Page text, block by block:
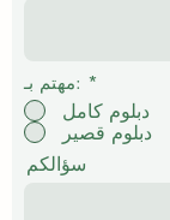
مهتم بـ: *
دبلوم كامل
دبلوم قصير
سؤالكم